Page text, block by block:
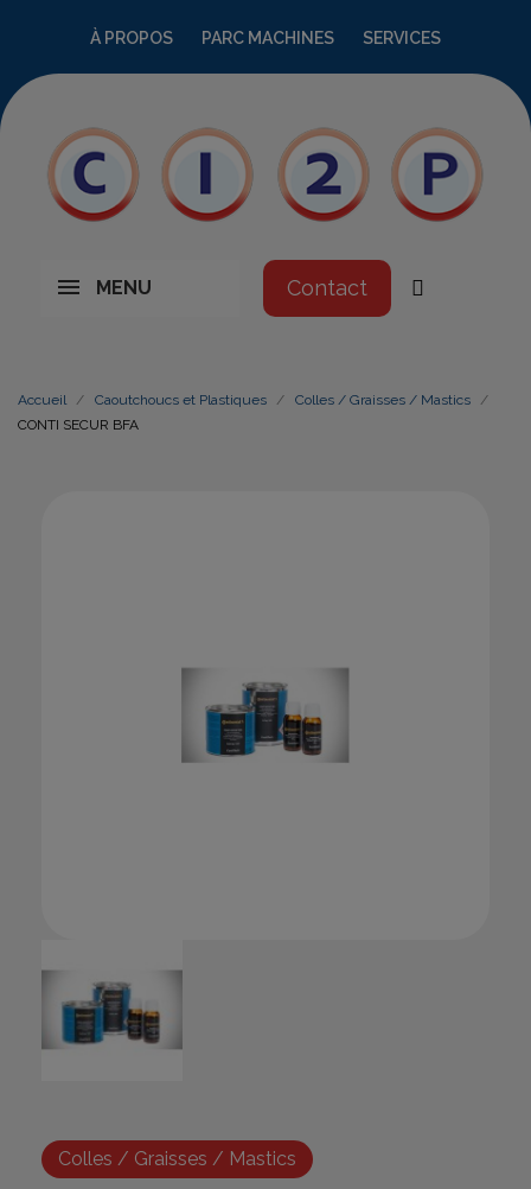
À PROPOS PARC MACHINES SERVICES
MENU Contact
Accueil Caoutchoucs et Plastiques
Colles / Graisses / Mastics
CONTI SECUR BFA
Colles / Graisses / Mastics